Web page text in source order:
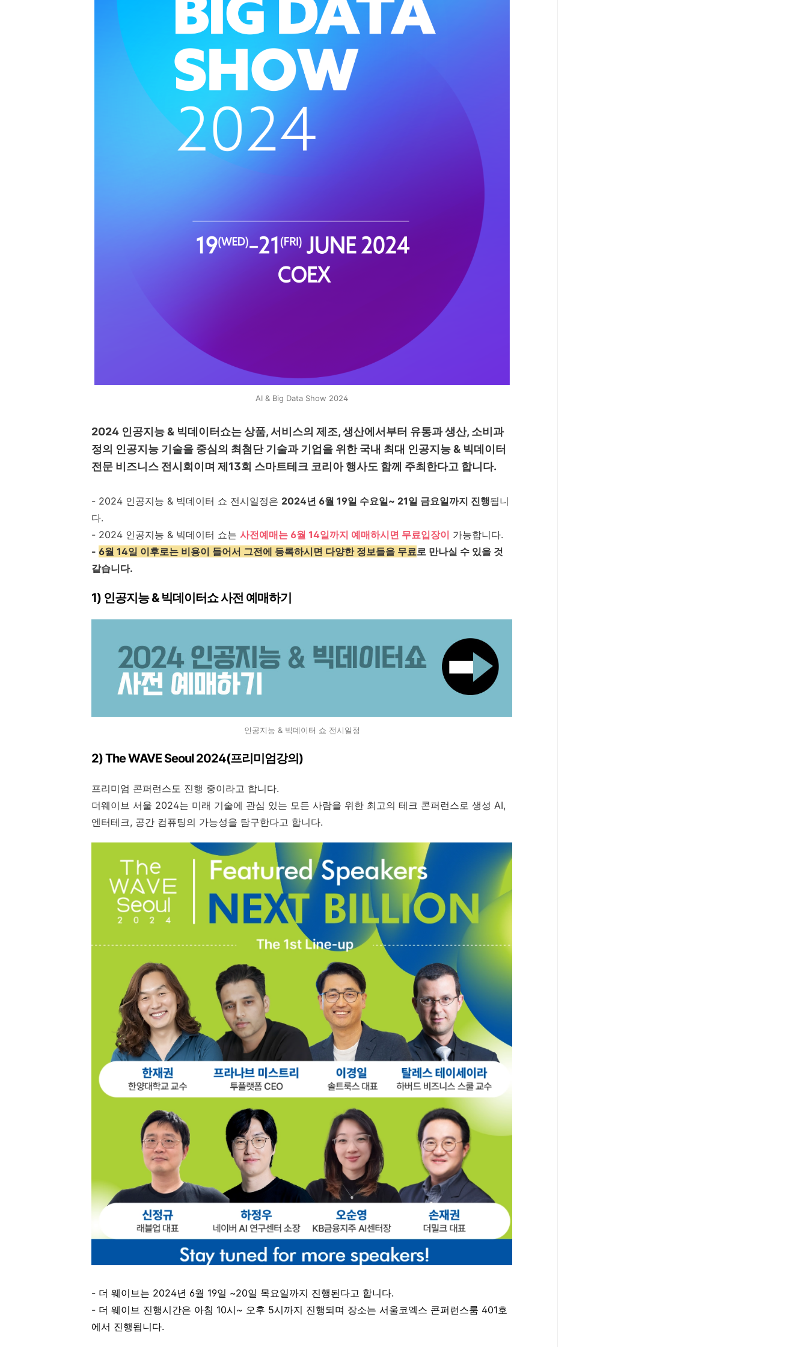
AI & Big Data Show 2024
2024 인공지능 & 빅데이터쇼는 상품, 서비스의 제조, 생산에서부터 유통과 생산, 소비과
정의 인공지능 기술을 중심의 최첨단 기술과 기업을 위한 국내 최대 인공지능 & 빅데이터
전문 비즈니스 전시회이며 제13회 스마트테크 코리아 행사도 함께 주최한다고 합니다.
- 2024 인공지능 & 빅데이터 쇼 전시일정은 2024년 6월 19일 수요일~ 21일 금요일까지 진행됩니
다.
- 2024 인공지능 & 빅데이터 쇼는 사전예매는 6월 14일까지 예매하시면 무료입장이 가능합니다.
- 6월 14일 이후로는 비용이 들어서 그전에 등록하시면 다양한 정보들을 무료로 만나실 수 있을 것
같습니다.
1) 인공지능 & 빅데이터쇼 사전 예매하기
인공지능 & 빅데이터 쇼 전시일정
2) The WAVE Seoul 2024(프리미엄강의)
프리미엄 콘퍼런스도 진행 중이라고 합니다.
더웨이브 서울 2024는 미래 기술에 관심 있는 모든 사람을 위한 최고의 테크 콘퍼런스로 생성 AI,
엔터테크, 공간 컴퓨팅의 가능성을 탐구한다고 합니다.
- 더 웨이브는 2024년 6월 19일 ~20일 목요일까지 진행된다고 합니다.
- 더 웨이브 진행시간은 아침 10시~ 오후 5시까지 진행되며 장소는 서울코엑스 콘퍼런스룸 401호
에서 진행됩니다.